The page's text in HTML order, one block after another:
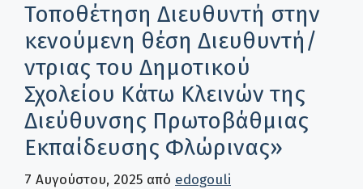
Τοποθέτηση Διευθυντή στην
κενούμενη θέση Διευθυντή/
ντριας του Δημοτικού
Σχολείου Κάτω Κλεινών της
Διεύθυνσης Πρωτοβάθμιας
Εκπαίδευσης Φλώρινας»
7 Αυγούστου, 2025 από edogouli